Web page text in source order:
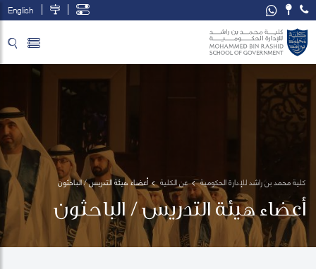
English
كلية محمد بن راشد للإدارة الحكومية عن الكلية أعضاء هيئة التدريس / الباحثون
أعضاء هيئة التدريس / الباحثون